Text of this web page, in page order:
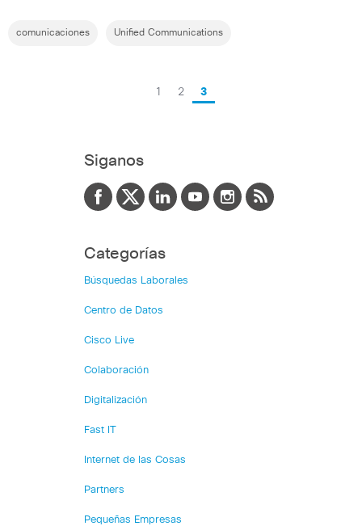
comunicaciones Unified Communications
1 2 3
Siganos
Categorías
Búsquedas Laborales
Centro de Datos
Cisco Live
Colaboración
Digitalización
Fast IT
Internet de las Cosas
Partners
Pequeñas Empresas